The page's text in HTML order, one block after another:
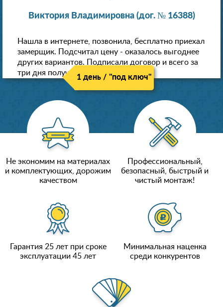
Виктория Владимировна (дог. № 16388)
Нашла в интернете, позвонила, бесплатно приехал
замерщик. Подсчитал цену - оказалось выгоднее
других вариантов. Подписали договор и всего за
три дня получили новые потолки!
1 день / "под ключ"
Не экономим на материалах
и комплектующих, дорожим
качеством
Профессиональный,
безопасный, быстрый и
чистый монтаж!
Гарантия 25 лет при сроке
эксплуатации 45 лет
Минимальная наценка
среди конкурентов